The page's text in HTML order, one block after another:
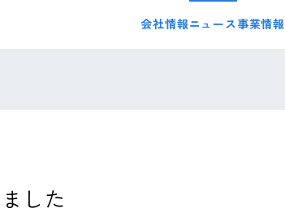
会社情報ニュース事業情報
した